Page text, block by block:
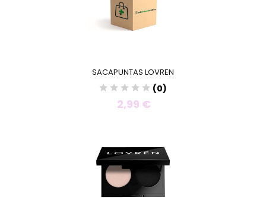
SACAPUNTAS LOVREN
(0)
2,99 €